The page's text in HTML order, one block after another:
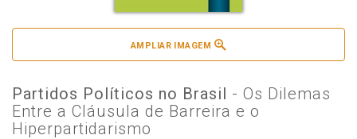
AMPLIAR IMAGEM
Partidos Políticos no Brasil - Os Dilemas
Entre a Cláusula de Barreira e o
Hiperpartidarismo